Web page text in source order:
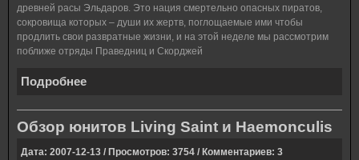
древней расы Эльдаров. Это нация смертельно опасных пиратов,
сокровища которых – души их жертв, поглощаемые ими чтобы
продлить свои развратные жизни, и на этой неделе мы рассмотрим
поближе отряды Праведниц и Скорджей
Подробнее
Обзор юнитов Living Saint и Haemonculis
Дата: 2007-12-13 / Просмотров: 3754 / Комментариев: 3